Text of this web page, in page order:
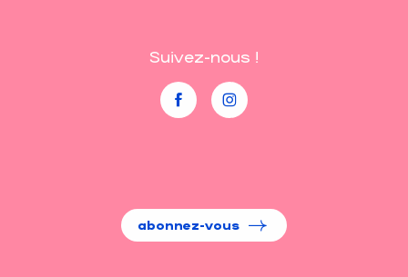
Suivez-nous !
abonnez-vous